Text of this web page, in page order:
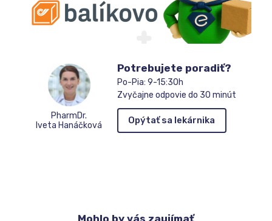
PharmDr.
Iveta Hanáčková
Potrebujete poradiť?
Po-Pia: 9-15:30h
Zvyčajne odpovie do 30 minút
Opýtať sa lekárnika
Mohlo by vás zaujímať